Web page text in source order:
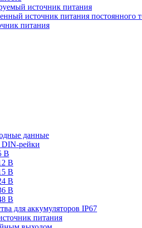
источник питания
источник питания постоянного
питания
данные
DIN-рейки
В
В
В
В
В
В
для аккумуляторов IP67
питания